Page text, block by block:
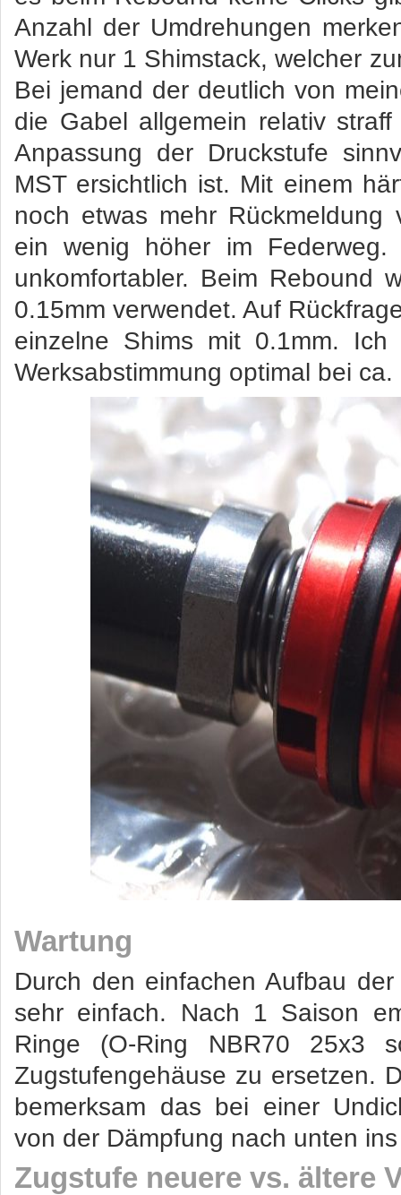
Anzahl der Umdrehungen
Werk nur 1 Shimstack, welcher
Bei jemand der deutlich von
die Gabel allgemein relativ
Anpassung der Druckstufe
MST ersichtlich ist. Mit einem
noch etwas mehr
ein wenig höher im
unkomfortabler. Beim Rebound
0.15mm verwendet. Auf
einzelne Shims mit 0.1mm.
Werksabstimmung optimal bei
Wartung
Durch den einfachen Aufbau
sehr einfach. Nach 1 Saison
Ringe (O-Ring NBR70 25x3
Zugstufengehäuse zu ersetzen.
bemerksam das bei einer
von der Dämpfung nach unten
Zugstufe neuere vs. ältere